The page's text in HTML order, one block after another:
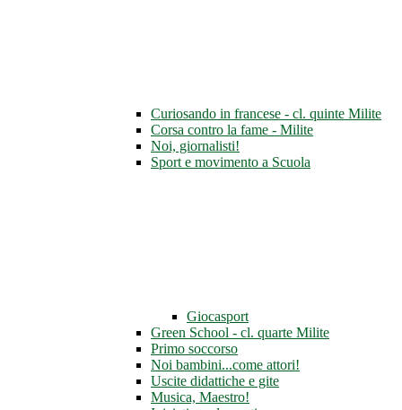
Curiosando in francese - cl. quinte Milite
Corsa contro la fame - Milite
Noi, giornalisti!
Sport e movimento a Scuola
Giocasport
Green School - cl. quarte Milite
Primo soccorso
Noi bambini...come attori!
Uscite didattiche e gite
Musica, Maestro!